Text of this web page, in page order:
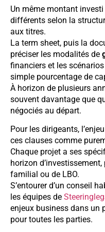
Un même montant
différents selon la
aux titres.
La term sheet, puis la
préciser les modalités de
financiers et les
simple pourcentage de
À horizon de plusieurs
souvent davantage que
négociés au départ.
Pour les dirigeants,
ces clauses comme
Chaque projet a ses
horizon
familial ou de LBO.
S’entourer d’un conseil
les équipes de
enjeux business dans un
pour toutes les parties.